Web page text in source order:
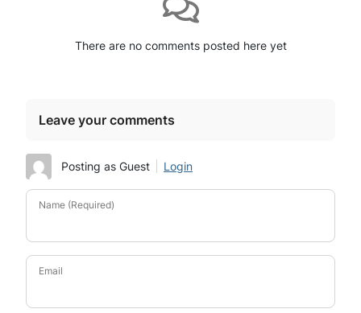
There are no comments posted here yet
Leave your comments
Posting as Guest Login
Name (Required)
Email